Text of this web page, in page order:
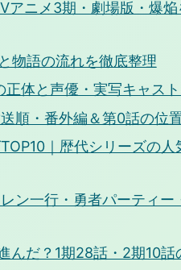
アニメ3期・劇場版・爆
物語の流れを徹底整理
正体と声優・実写キャス
順・番外編＆第0話の位
｜歴代シリーズの人
ン一行・勇者パーティー
んだ？1期28話・2期10話